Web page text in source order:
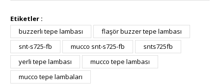
Etiketler :
buzzerlı tepe lambası
flaşör buzzer tepe lambası
snt-s725-fb
mucco snt-s725-fb
snts725fb
yerli tepe lambası
mucco tepe lambası
mucco tepe lambaları